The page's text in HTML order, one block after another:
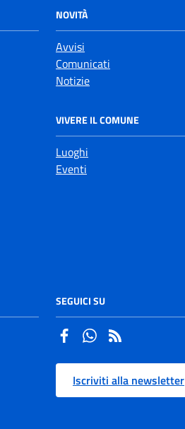
NOVITÀ
Avvisi
Comunicati
Notizie
VIVERE IL COMUNE
Luoghi
Eventi
SEGUICI SU
FacebookWhatsapp
Iscriviti alla newsletter